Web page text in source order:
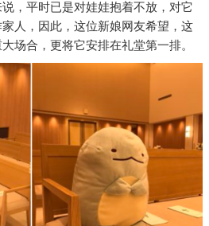
，平时已是对娃娃抱着不放，对它
人，因此，这位新娘网友希望，这
场合，更将它安排在礼堂第一排。